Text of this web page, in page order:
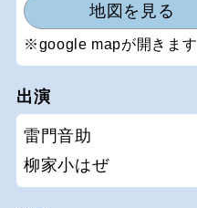
地図を見る
※google mapが開きます
出演
雷門音助
柳家小はぜ